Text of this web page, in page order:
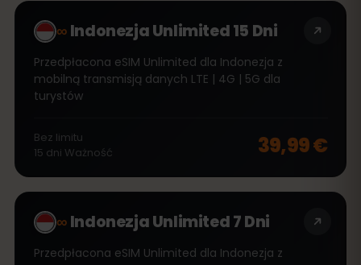
∞Indonezja Unlimited 15 Dni
Przedpłacona eSIM Unlimited dla Indonezja z
mobilną transmisją danych LTE | 4G | 5G dla
turystów
Bez limitu
15 dni Ważność 39,99 €
∞Indonezja Unlimited 7 Dni
Przedpłacona eSIM Unlimited dla Indonezja z